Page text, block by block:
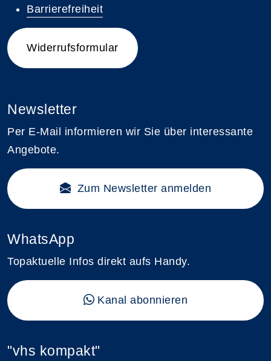
Barrierefreiheit
Widerrufsformular
Newsletter
Per E-Mail informieren wir Sie über interessante
Angebote.
Zum Newsletter anmelden
WhatsApp
Topaktuelle Infos direkt aufs Handy.
Kanal abonnieren
"vhs kompakt"